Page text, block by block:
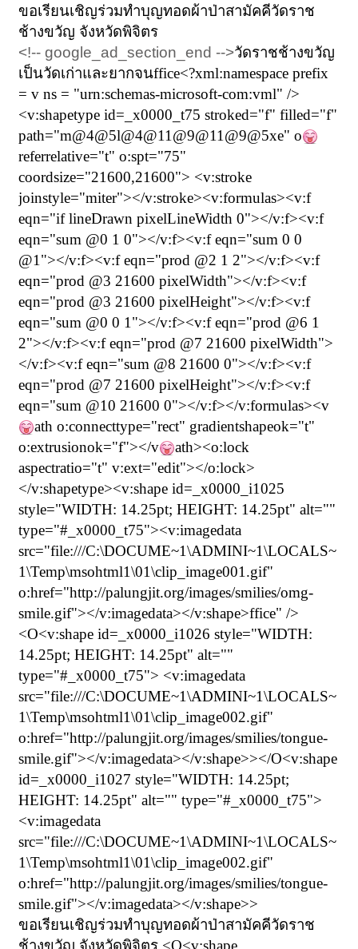
ขอเรียนเชิญร่วมทำบุญทอดผ้าป่าสามัคคีวัดราช
ช้างขวัญ จังหวัดพิจิตร
<!-- google_ad_section_end -->วัดราชช้างขวัญ
เป็นวัดเก่าและยากจนffice<?xml:namespace prefix
= v ns = "urn:schemas-microsoft-com:vml" />
<v:shapetype id=_x0000_t75 stroked="f" filled="f"
path="m@4@5l@4@11@9@11@9@5xe" o
referrelative="t" o:spt="75"
coordsize="21600,21600"> <v:stroke
joinstyle="miter"></v:stroke><v:formulas><v:f
eqn="if lineDrawn pixelLineWidth 0"></v:f><v:f
eqn="sum @0 1 0"></v:f><v:f eqn="sum 0 0
@1"></v:f><v:f eqn="prod @2 1 2"></v:f><v:f
eqn="prod @3 21600 pixelWidth"></v:f><v:f
eqn="prod @3 21600 pixelHeight"></v:f><v:f
eqn="sum @0 0 1"></v:f><v:f eqn="prod @6 1
2"></v:f><v:f eqn="prod @7 21600 pixelWidth">
</v:f><v:f eqn="sum @8 21600 0"></v:f><v:f
eqn="prod @7 21600 pixelHeight"></v:f><v:f
eqn="sum @10 21600 0"></v:f></v:formulas><v
ath o:connecttype="rect" gradientshapeok="t"
o:extrusionok="f"></v
ath><o:lock
aspectratio="t" v:ext="edit"></o:lock>
</v:shapetype><v:shape id=_x0000_i1025
style="WIDTH: 14.25pt; HEIGHT: 14.25pt" alt=""
type="#_x0000_t75"><v:imagedata
src="file:///C:\DOCUME~1\ADMINI~1\LOCALS~
1\Temp\msohtml1\01\clip_image001.gif"
o:href="http://palungjit.org/images/smilies/omg-
smile.gif"></v:imagedata></v:shape>ffice" />
<O<v:shape id=_x0000_i1026 style="WIDTH:
14.25pt; HEIGHT: 14.25pt" alt=""
type="#_x0000_t75"> <v:imagedata
src="file:///C:\DOCUME~1\ADMINI~1\LOCALS~
1\Temp\msohtml1\01\clip_image002.gif"
o:href="http://palungjit.org/images/smilies/tongue-
smile.gif"></v:imagedata></v:shape>></O<v:shape
id=_x0000_i1027 style="WIDTH: 14.25pt;
HEIGHT: 14.25pt" alt="" type="#_x0000_t75">
<v:imagedata
src="file:///C:\DOCUME~1\ADMINI~1\LOCALS~
1\Temp\msohtml1\01\clip_image002.gif"
o:href="http://palungjit.org/images/smilies/tongue-
smile.gif"></v:imagedata></v:shape>>
ขอเรียนเชิญร่วมทำบุญทอดผ้าป่าสามัคคีวัดราช